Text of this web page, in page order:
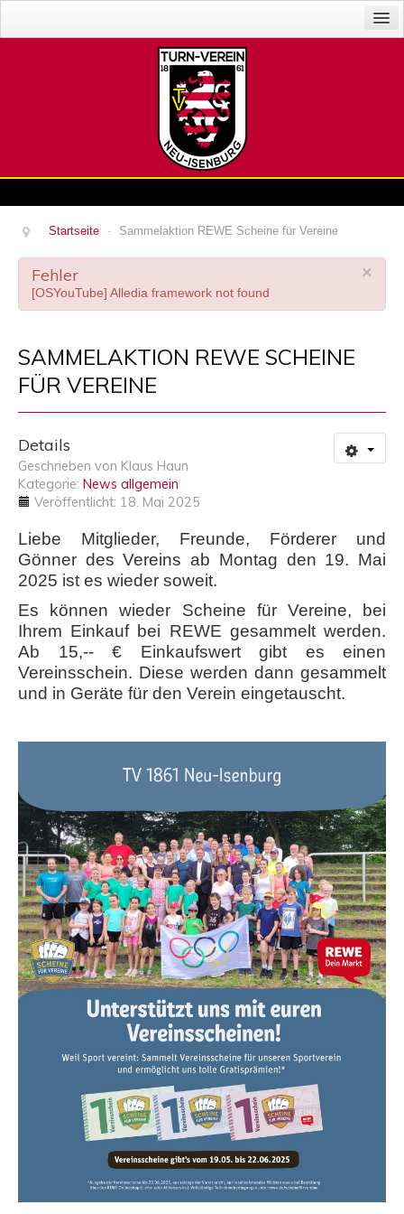
Sponsoren
Impressum
Login
Startseite - Sammelaktion REWE Scheine für Vereine
×
Fehler
[OSYouTube] Alledia framework not found
SAMMELAKTION REWE SCHEINE
FÜR VEREINE
Details
Geschrieben von Klaus Haun
Kategorie: News allgemein
Veröffentlicht: 18. Mai 2025
Liebe Mitglieder, Freunde, Förderer und
Gönner des Vereins ab Montag den 19. Mai
2025 ist es wieder soweit.
Es können wieder Scheine für Vereine, bei
Ihrem Einkauf bei REWE gesammelt werden.
Ab 15,-- € Einkaufswert gibt es einen
Vereinsschein. Diese werden dann gesammelt
und in Geräte für den Verein eingetauscht.